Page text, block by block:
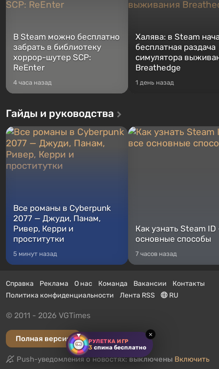
РУЛЕТКА ИГР
3 спина бесплатно
×
В Steam можно бесплатно
забрать в библиотеку
хоррор-шутер SCP:
ReEnter
4 часа назад
Халява: в Steam
бесплатная раздача
симулятора
Breathedge
1 день назад
Гайды и руководства
Все романы в Cyberpunk
2077 — Джуди, Панам,
Ривер, Керри и
проститутки
5 минут назад
Как узнать Steam
основные способы
7 часов назад
Справка Реклама О нас Команда Вакансии
Контакты
Политика конфиденциальности
Лента RSS RU
© 2011 - 2026 VGTimes
Полная версия
Push-уведомления о новостях:выключены Включить